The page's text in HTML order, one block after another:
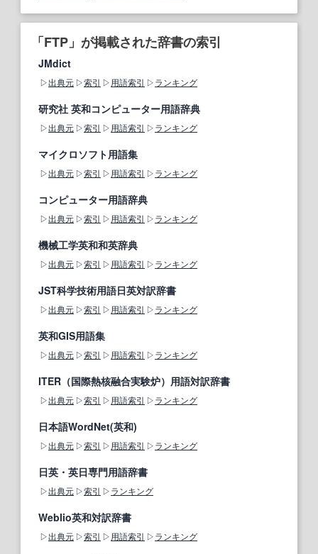
「FTP」が掲載された辞書の索引
JMdict
出典元 索引 用語索引 ランキング
研究社 英和コンピューター用語辞典
出典元 索引 用語索引 ランキング
マイクロソフト用語集
出典元 索引 用語索引 ランキング
コンピューター用語辞典
出典元 索引 用語索引 ランキング
機械工学英和和英辞典
出典元 索引 用語索引 ランキング
JST科学技術用語日英対訳辞書
出典元 索引 用語索引 ランキング
英和GIS用語集
出典元 索引 用語索引 ランキング
ITER（国際熱核融合実験炉）用語対訳辞書
出典元 索引 用語索引 ランキング
日本語WordNet(英和)
出典元 索引 用語索引 ランキング
日英・英日専門用語辞書
出典元 索引 ランキング
Weblio英和対訳辞書
出典元 索引 用語索引 ランキング